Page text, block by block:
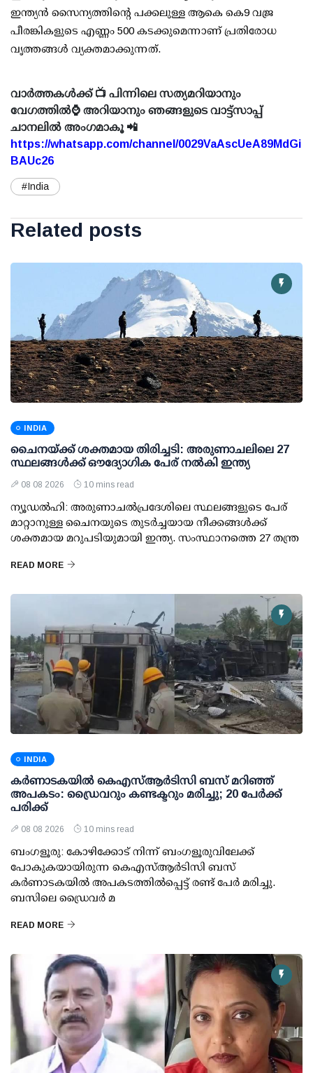
ഇന്ത്യന്‍ സൈന്യത്തിന്റെ പക്കലുള്ള ആകെ കെ9 വജ്ര
പീരങ്കികളുടെ എണ്ണം 500 കടക്കുമെന്നാണ് പ്രതിരോധ
വൃത്തങ്ങള്‍ വ്യക്തമാക്കുന്നത്.
വാർത്തകൾക്ക് 📺 പിന്നിലെ സത്യമറിയാനും
വേഗത്തിൽ⌚ അറിയാനും ഞങ്ങളുടെ വാട്ട്സാപ്പ്
ചാനലിൽ അംഗമാകൂ 📲
https://whatsapp.com/channel/0029VaAscUeA89MdGi
BAUc26
#India
Related posts
INDIA
ചൈനയ്ക്ക് ശക്തമായ തിരിച്ചടി: അരുണാചലിലെ 27
സ്ഥലങ്ങള്‍ക്ക് ഔദ്യോഗിക പേര് നല്‍കി ഇന്ത്യ
08 08 2026 10 mins read
ന്യൂഡല്‍ഹി: അരുണാചല്‍പ്രദേശിലെ സ്ഥലങ്ങളുടെ പേര്
മാറ്റാനുള്ള ചൈനയുടെ തുടര്‍ച്ചയായ നീക്കങ്ങള്‍ക്ക്
ശക്തമായ മറുപടിയുമായി ഇന്ത്യ. സംസ്ഥാനത്തെ 27 തന്ത്ര
READ MORE
INDIA
കര്‍ണാടകയില്‍ കെഎസ്ആര്‍ടിസി ബസ് മറിഞ്ഞ്
അപകടം: ഡ്രൈവറും കണ്ടക്ടറും മരിച്ചു; 20 പേര്‍ക്ക്
പരിക്ക്
08 08 2026 10 mins read
ബംഗളൂരു: കോഴിക്കോട് നിന്ന് ബംഗളൂരുവിലേക്ക്
പോകുകയായിരുന്ന കെഎസ്ആര്‍ടിസി ബസ്
കര്‍ണാടകയില്‍ അപകടത്തില്‍പ്പെട്ട് രണ്ട് പേര്‍ മരിച്ചു.
ബസിലെ ഡ്രൈവര്‍ മ
READ MORE